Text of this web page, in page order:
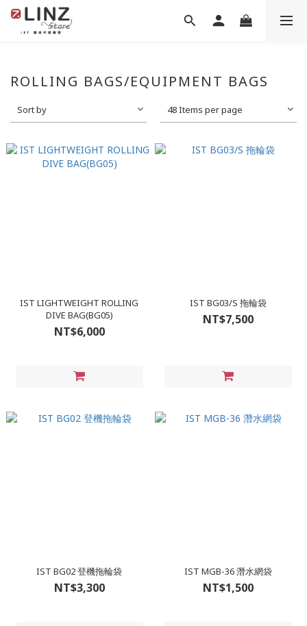
ROLLING BAGS/EQUIPMENT BAGS
Sort by 48 Items per page
IST LIGHTWEIGHT ROLLING
DIVE BAG(BG05)
NT$6,000
IST BG03/S 拖輪袋
NT$7,500
IST BG02 登機拖輪袋
NT$3,300
IST MGB-36 潛水網袋
NT$1,500